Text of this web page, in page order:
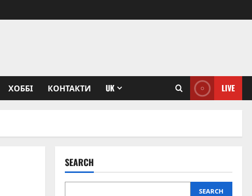
ХОББІ КОНТАКТИ UK LIVE
SEARCH
SEARCH